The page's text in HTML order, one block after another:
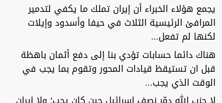
يجمع هؤلاء الخبراء أن إيران تملك ما يكفي لتدمير
المرافئ الرئيسية الثلاث في حيفا وأسدود وإيلات
لكنها لم تفعل...
هناك دائما حسابات تؤدي بنا إلى دفع أثمان باهظة
قبل ان تستيقظ قيادات المحور وتقوم بما يجب في
الوقت الذي يجب...